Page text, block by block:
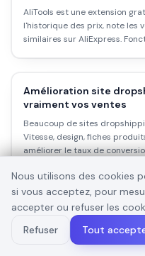
AliTools est une extension
l'historique des prix, note les
similaires sur AliExpress.
Amélioration site
vraiment vos ventes
Beaucoup de sites
Vitesse, design, fiches
améliorer le taux de
Apprendre le
débutant en 2026
Apprendre le dropshipping ne
chemin réel : les étapes
Nous utilisons des cookies
si vous acceptez, pour
accepter ou refuser les
Refuser
Tout